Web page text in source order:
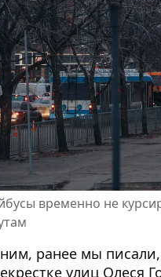
временно не
ранее мы
улиц Олеся